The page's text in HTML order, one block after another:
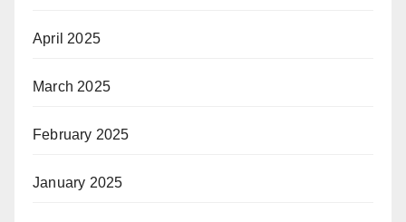
April 2025
March 2025
February 2025
January 2025